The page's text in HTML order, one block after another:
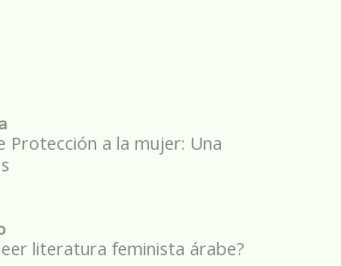
a la mujer: Una
literatura feminista árabe?